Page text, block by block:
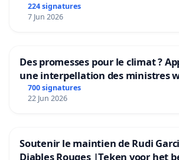
224 signatures
7 Jun 2026
Des promesses pour le climat ?
une interpellation des ministres
climat et de l’environnement.
700 signatures
22 Jun 2026
Soutenir le maintien de Rudi
Diables Rouges |Teken voor het